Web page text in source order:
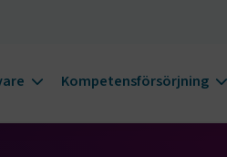
Kompetensförsörjning